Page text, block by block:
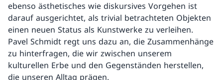
ebenso ästhetisches wie diskursives Vorgehen ist
darauf ausgerichtet, als trivial betrachteten Objekten
einen neuen Status als Kunstwerke zu verleihen.
Pavel Schmidt regt uns dazu an, die Zusammenhänge
zu hinterfragen, die wir zwischen unserem
kulturellen Erbe und den Gegenständen herstellen,
die unseren Alltag prägen.